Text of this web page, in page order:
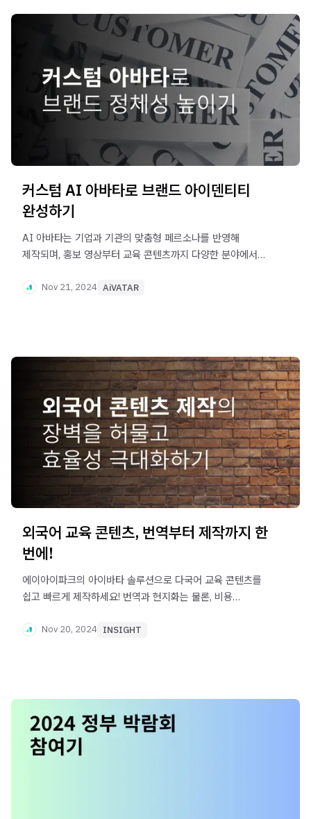
커스텀 AI 아바타로 브랜드 아이덴티티
완성하기
AI 아바타는 기업과 기관의 맞춤형 페르소나를 반영해
제작되며, 홍보 영상부터 교육 콘텐츠까지 다양한 분야에서
Nov 21, 2024 AiVATAR
외국어 교육 콘텐츠, 번역부터 제작까지 한
번에!
에이아이파크의 아이바타 솔루션으로 다국어 교육 콘텐츠를
쉽고 빠르게 제작하세요! 번역과 현지화는 물론, 비용
경험해 보세요.
Nov 20, 2024 INSIGHT